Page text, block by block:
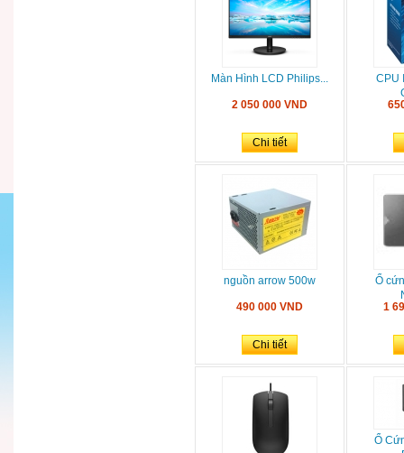
Màn Hình LCD Philips...
2 050 000 VND
Chi tiết
CPU
nguồn arrow 500w
490 000 VND
Chi tiết
Ổ
1
Ổ